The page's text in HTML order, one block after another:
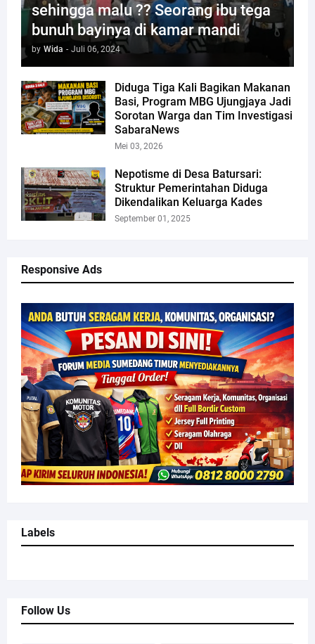
sehingga malu ?? Seorang ibu tega
bunuh bayinya di kamar mandi
by Wida - Juli 06, 2024
Diduga Tiga Kali Bagikan Makanan
Basi, Program MBG Ujungjaya Jadi
Sorotan Warga dan Tim Investigasi
SabaraNews
Mei 03, 2026
Nepotisme di Desa Batursari:
Struktur Pemerintahan Diduga
Dikendalikan Keluarga Kades
September 01, 2025
Responsive Ads
Labels
Follow Us